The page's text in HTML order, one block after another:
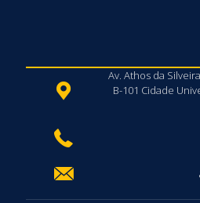
Av. Athos da
B-101 Cidade